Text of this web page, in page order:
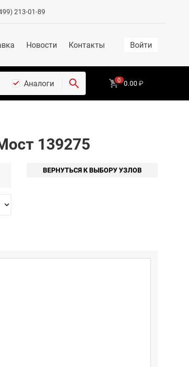
213-01-89
Новости Контакты Войти
Аналоги 0 0.00 ₽
139275
ВЕРНУТЬСЯ К ВЫБОРУ УЗЛОВ